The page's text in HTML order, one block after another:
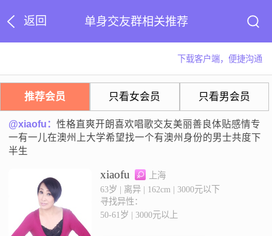
返回 单身交友群相关推荐
下载客户端，便捷沟通
推荐会员 只看女会员 只看男会员
@xiaofu：性格直爽开朗喜欢唱歌交友美丽善良体贴感情专
一有一儿在澳州上大学希望找一个有澳州身份的男士共度下
半生
xiaofu
上海
63岁 | 离异 | 162cm | 3000元以下
寻找异性：
50-61岁 | 3000元以上